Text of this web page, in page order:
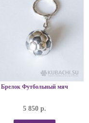
Брелок Футбольный мяч
5 850 р.